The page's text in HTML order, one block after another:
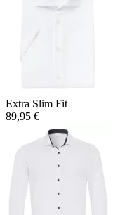
Extra Slim Fit
89,95 €